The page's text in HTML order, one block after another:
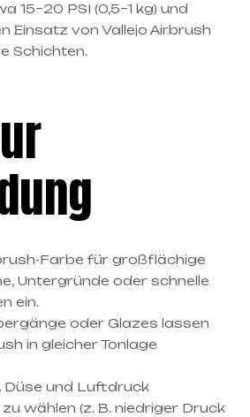
15–20 PSI (0,5–1 kg) und
Einsatz von Vallejo Airbrush
Schichten.
Farbe für großflächige
Untergründe oder schnelle
ein.
oder Glazes lassen
in gleicher Tonlage
Düse und Luftdruck
wählen (z. B. niedriger Druck